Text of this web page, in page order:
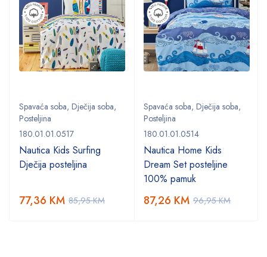
Spavaća soba, Dječija soba,
Posteljina
180.01.01.0517
Nautica Kids Surfing
Dječija posteljina
85,95KM
77,36 KM
Spavaća soba, Dječija soba,
Posteljina
180.01.01.0514
Nautica Home Kids
Dream Set posteljine
100% pamuk
96,95KM
87,26 KM